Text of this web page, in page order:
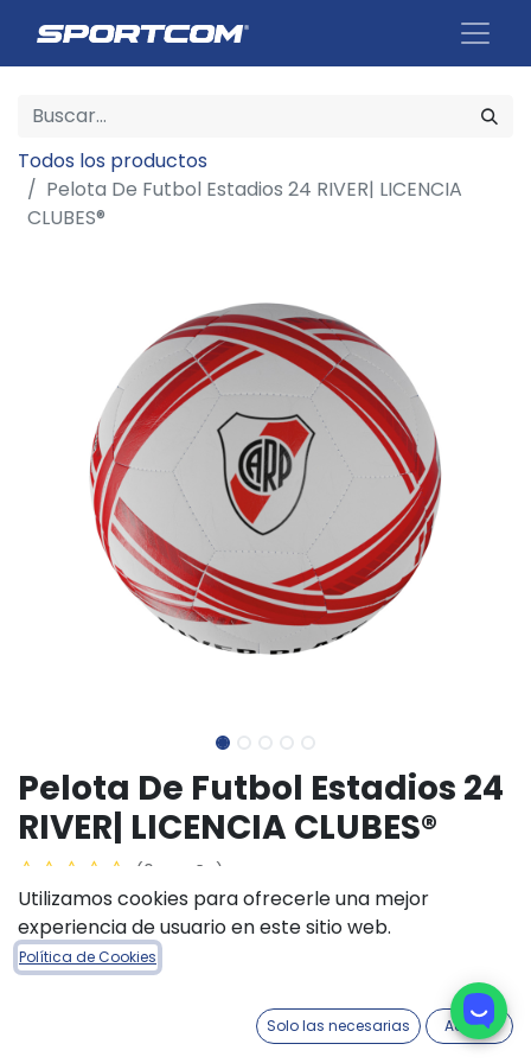
Todos los productos
Pelota De Futbol Estadios 24 RIVER| LICENCIA
CLUBES®
Pelota De Futbol Estadios 24
RIVER| LICENCIA CLUBES®
(0 reseña)
$20.800,00
COMPRAR AHORA
Utilizamos cookies para ofrecerle una mejor
experiencia de usuario en este sitio web.
Política de Cookies
Solo las necesarias Acepto